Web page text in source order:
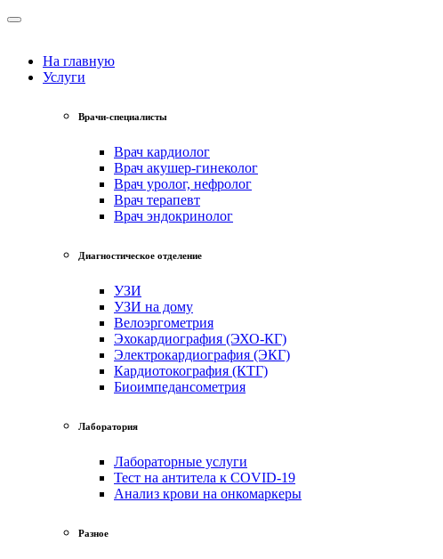
На главную
Услуги
Врачи-специалисты
Врач кардиолог
Врач акушер-гинеколог
Врач уролог, нефролог
Врач терапевт
Врач эндокринолог
Диагностическое отделение
УЗИ
УЗИ на дому
Велоэргометрия
Эхокардиография (ЭХО-КГ)
Электрокардиография (ЭКГ)
Кардиотокография (КТГ)
Биоимпедансометрия
Лаборатория
Лабораторные услуги
Тест на антитела к COVID-19
Анализ крови на онкомаркеры
Разное